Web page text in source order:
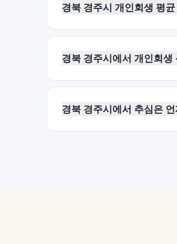
경북 경주시 개인회생 평
경북 경주시에서 개인회생
경북 경주시에서 추심은